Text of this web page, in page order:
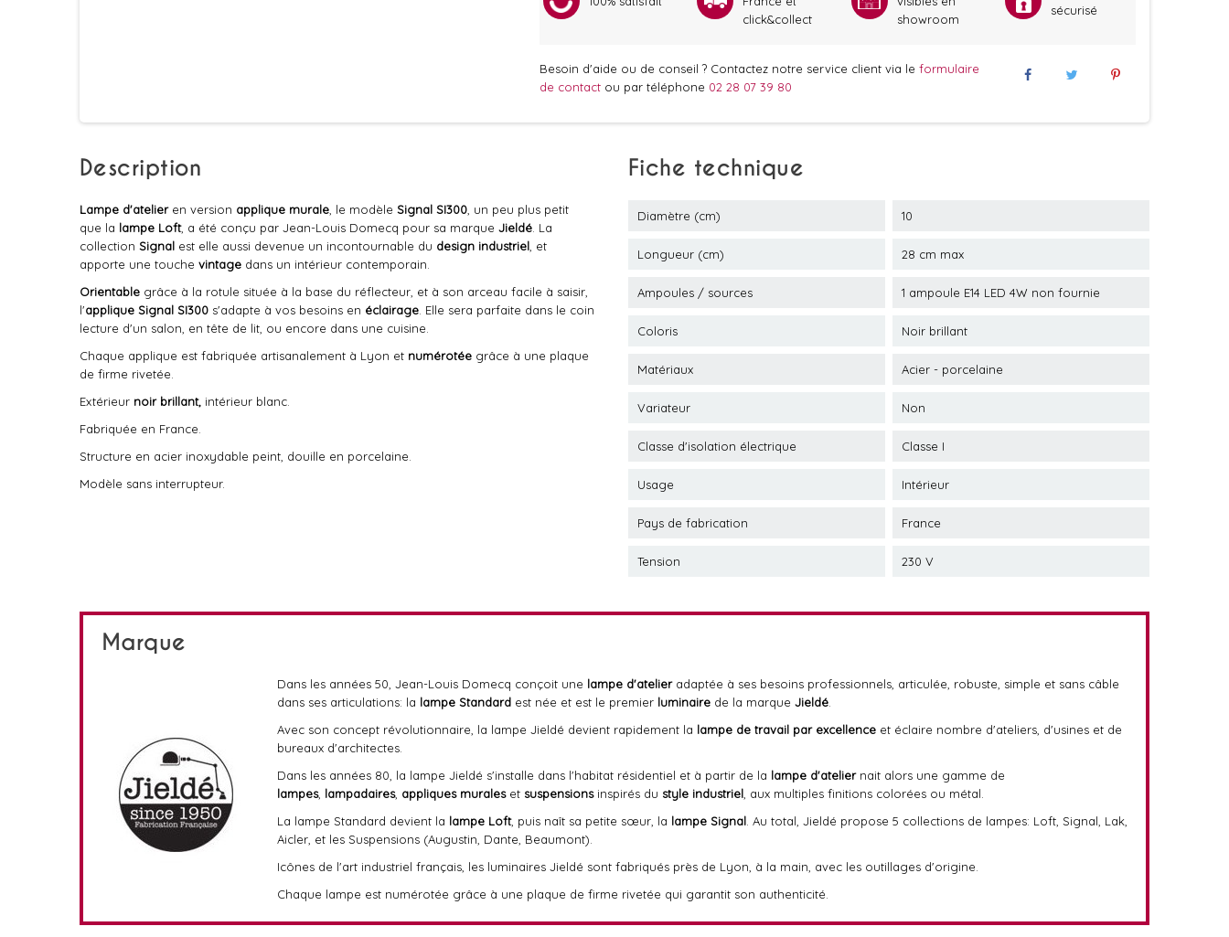
click&collect
showroom
sécurisé
Besoin d'aide ou de conseil ? Contactez notre service client via le formulaire
de contact ou par téléphone 02 28 07 39 80
Description
Lampe d'atelieren version applique murale , le modèle Signal SI300 , un peu plus petit
que la lampe Loft, a été conçu par Jean-Louis Domecq pour sa marque Jieldé . La
collection Signal est elle aussi devenue un incontournable du design industriel , et
apporte une touche vintage dans un intérieur contemporain.
Orientable grâce à la rotule située à la base du réflecteur, et à son arceau facile à saisir,
l'applique Signal SI300 s'adapte à vos besoins en éclairage . Elle sera parfaite dans le coin
lecture d'un salon, en tête de lit, ou encore dans une cuisine.
Chaque applique est fabriquée artisanalement à Lyon et numérotée grâce à une plaque
de firme rivetée.
Extérieur noir brillant, intérieur blanc.
Fabriquée en France.
Structure en acier inoxydable peint, douille en porcelaine.
Modèle sans interrupteur.
Fiche technique
Diamètre (cm) 10
Longueur (cm) 28 cm max
Ampoules / sources 1 ampoule E14 LED 4W non fournie
Coloris Noir brillant
Matériaux Acier - porcelaine
Variateur Non
Classe d'isolation électrique Classe I
Usage Intérieur
Pays de fabrication France
Tension 230 V
Marque
Dans les années 50, Jean-Louis Domecq conçoit une lampe d'atelieradaptée à ses besoins professionnels, articulée, robuste, simple et sans câble
dans ses articulations: la lampe Standard est née et est le premier luminaire de la marque Jieldé
Avec son concept révolutionnaire, la lampe Jieldé devient rapidement la lampe de travail par excellence et éclaire nombre d'ateliers, d'usines et de
bureaux d'architectes.
Dans les années 80, la lampe Jieldé s'installe dans l'habitat résidentiel et à partir de la lampe d'ateliernait alors une gamme de
lampes, lampadaires, appliques muraleset suspensionsinspirés du style industriel , aux multiples finitions colorées ou métal.
La lampe Standard devient la lampe Loft, puis naît sa petite sœur, la lampe Signal . Au total, Jieldé propose 5 collections de lampes: Loft, Signal, Lak,
Aicler, et les Suspensions (Augustin, Dante, Beaumont).
Icônes de l'art industriel français, les luminaires Jieldé sont fabriqués près de Lyon, à la main, avec les outillages d'origine.
Chaque lampe est numérotée grâce à une plaque de firme rivetée qui garantit son authenticité.